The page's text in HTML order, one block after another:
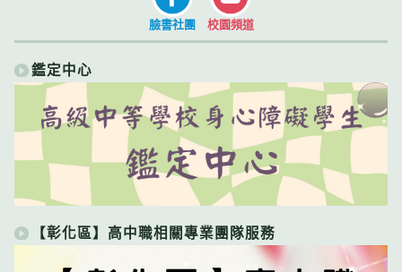
臉書社團 校園頻道
鑑定中心
【彰化區】高中職相關專業團隊服務